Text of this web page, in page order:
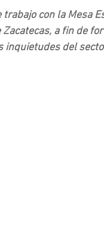
con la Mesa
a fin de
inquietudes del